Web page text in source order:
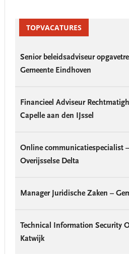
SidebarTOPVACATURES
Senior beleidsadviseur
Gemeente Eindhoven
Financieel Adviseur
Capelle aan den IJssel
Online communicatiespecialist
Overijsselse Delta
Manager Juridische Zaken –
Technical Information Security
Katwijk